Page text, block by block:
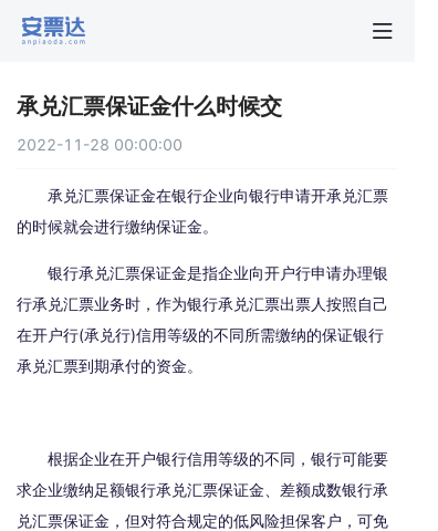
承兑汇票保证金什么时候交
2022-11-28 00:00:00
承兑汇票保证金在银行企业向银行申请开承兑汇票
的时候就会进行缴纳保证金。
银行承兑汇票保证金是指企业向开户行申请办理银
行承兑汇票业务时，作为银行承兑汇票出票人按照自己
在开户行(承兑行)信用等级的不同所需缴纳的保证银行
承兑汇票到期承付的资金。
根据企业在开户银行信用等级的不同，银行可能要
求企业缴纳足额银行承兑汇票保证金、差额成数银行承
兑汇票保证金，但对符合规定的低风险担保客户，可免